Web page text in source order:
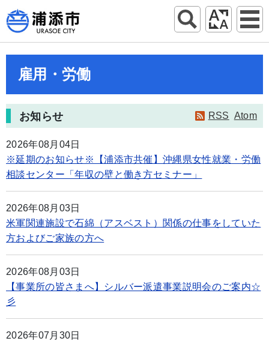
雇用・労働
お知らせ RSS Atom
2026年08月04日
※延期のお知らせ※【浦添市共催】沖縄県女性就業・労働
相談センター「年収の壁と働き方セミナー」
2026年08月03日
米軍関連施設で石綿（アスベスト）関係の仕事をしていた
方およびご家族の方へ
2026年08月03日
【事業所の皆さまへ】シルバー派遣事業説明会のご案内☆
彡
2026年07月30日